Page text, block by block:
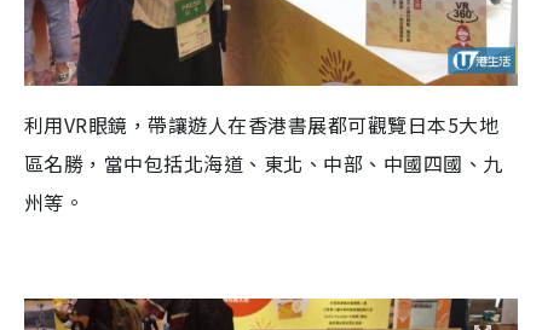
利用VR眼鏡，帶讓遊人在香港書展都可觀覽日本5大地
區名勝，當中包括北海道、東北、中部、中國四國、九
州等。